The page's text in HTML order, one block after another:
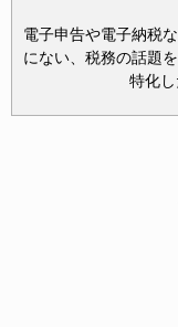
電子申告や電子納税
にない、税務の話題
特化